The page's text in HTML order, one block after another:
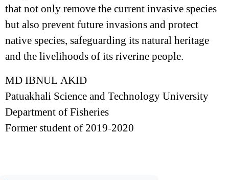
that not only remove the current invasive species
but also prevent future invasions and protect
native species, safeguarding its natural heritage
and the livelihoods of its riverine people.
MD IBNUL AKID
Patuakhali Science and Technology University
Department of Fisheries
Former student of 2019-2020